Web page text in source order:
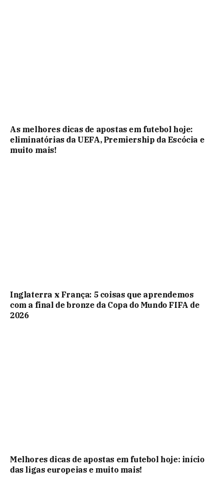
As melhores dicas de apostas em futebol hoje:
eliminatórias da UEFA, Premiership da Escócia e
muito mais!
Inglaterra x França: 5 coisas que aprendemos
com a final de bronze da Copa do Mundo FIFA de
2026
Melhores dicas de apostas em futebol hoje: início
das ligas europeias e muito mais!